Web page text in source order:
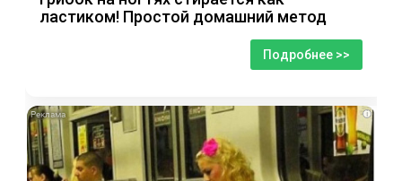
ластиком! Простой домашний метод
Подробнее >>
i